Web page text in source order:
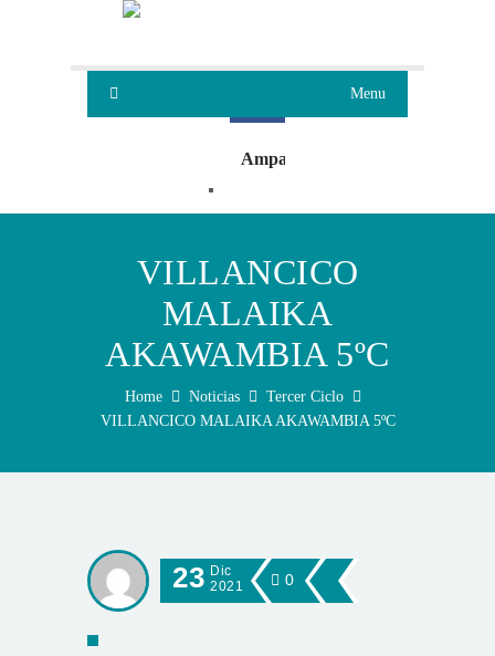
Menu
Ampa
VILLANCICO
MALAIKA
AKAWAMBIA 5ºC
Home Noticias
Tercer Ciclo
VILLANCICO MALAIKA AKAWAMBIA 5ºC
23 Dic
2021
0